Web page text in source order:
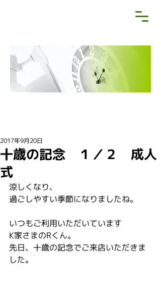
十歳の記念 １／２ 成人
式
2017年9月20日
涼しくなり、
過ごしやすい季節になりましたね。
いつもご利用いただいています
K家さまのRくん。
先日、十歳の記念でご来店いただきま
した。